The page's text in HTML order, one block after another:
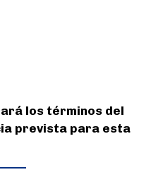
los términos del
prevista para esta